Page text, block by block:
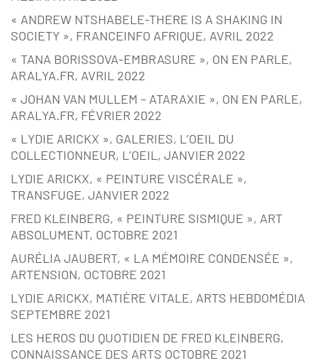
« ANDREW NTSHABELE-THERE IS A SHAKING IN
SOCIETY », FRANCEINFO AFRIQUE, AVRIL 2022
« TANA BORISSOVA-EMBRASURE », ON EN PARLE,
ARALYA.FR, AVRIL 2022
« JOHAN VAN MULLEM – ATARAXIE », ON EN PARLE,
ARALYA.FR, FÉVRIER 2022
« LYDIE ARICKX », GALERIES, L’OEIL DU
COLLECTIONNEUR, L’OEIL, JANVIER 2022
LYDIE ARICKX, « PEINTURE VISCÉRALE »,
TRANSFUGE, JANVIER 2022
FRED KLEINBERG, « PEINTURE SISMIQUE », ART
ABSOLUMENT, OCTOBRE 2021
AURÉLIA JAUBERT, « LA MÉMOIRE CONDENSÉE »,
ARTENSION, OCTOBRE 2021
LYDIE ARICKX, MATIÈRE VITALE, ARTS HEBDOMÉDIA
SEPTEMBRE 2021
LES HEROS DU QUOTIDIEN DE FRED KLEINBERG,
CONNAISSANCE DES ARTS OCTOBRE 2021